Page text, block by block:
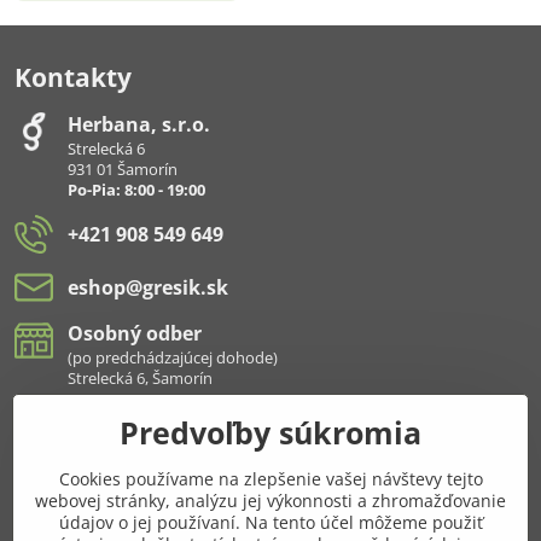
Kontakty
Herbana, s​.r​.o​.
Strelecká 6
931 01 Šamorín
Po-Pia: 8:00 - 19:00
+421 908 549 649
eshop​@gresik​.sk
Osobný odber
(po predchádzajúcej dohode)
Strelecká 6, Šamorín
Všetko k nákupu
Pridajte sa k nám aj na sieťach
Facebook Instagram
Predvoľby súkromia
Cookies používame na zlepšenie vašej návštevy tejto
webovej stránky, analýzu jej výkonnosti a zhromažďovanie
údajov o jej používaní. Na tento účel môžeme použiť